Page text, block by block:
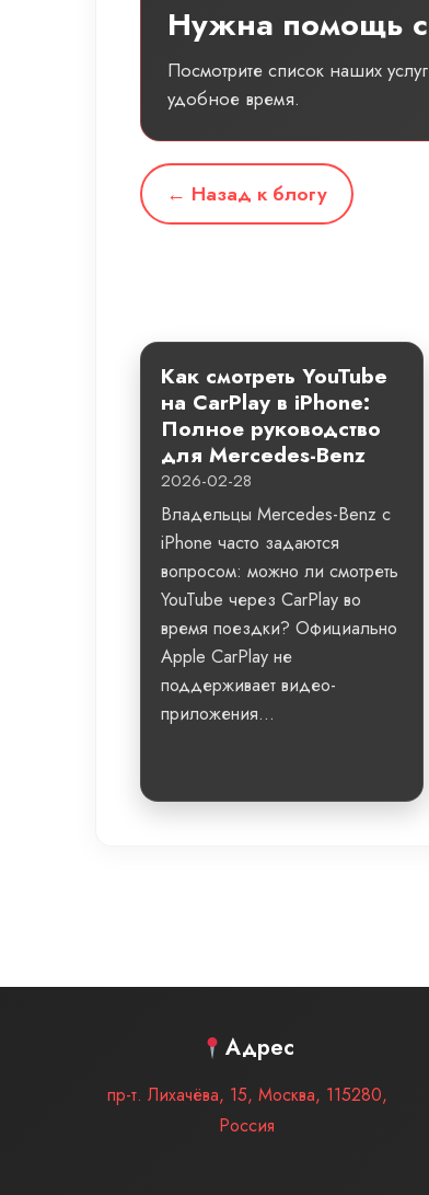
Нужна помощь
Посмотрите список наших
удобное время.
← Назад к блогу
Как смотреть YouTube
на CarPlay в iPhone:
Полное руководство
для Mercedes-Benz
2026-02-28
Владельцы Mercedes-Benz с
iPhone часто задаются
вопросом: можно ли смотреть
YouTube через CarPlay во
время поездки? Официально
Apple CarPlay не
поддерживает видео-
приложения...
Адрес
пр-т. Лихачёва, 15, Москва, 115280,
Россия